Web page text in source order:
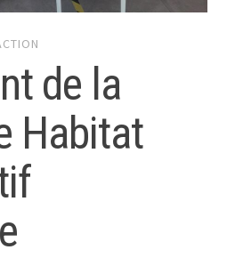
de la
Habitat